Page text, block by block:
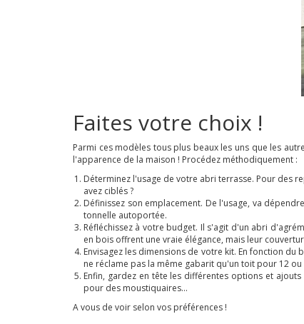
Faites votre choix !
Parmi ces modèles tous plus beaux les uns que les
l'apparence de la maison ! Procédez méthodiquement :
Déterminez l'usage de votre abri terrasse. Pour des
avez ciblés ?
Définissez son emplacement. De l'usage, va
tonnelle autoportée.
Réfléchissez à votre budget. Il s'agit d'un abri
en bois offrent une vraie élégance, mais leur
Envisagez les dimensions de votre kit. En fonction
ne réclame pas la même gabarit qu'un toit pour 12
Enfin, gardez en tête les différentes options et
pour des moustiquaires...
A vous de voir selon vos préférences !